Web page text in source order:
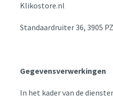
Klikostore.nl
Standaardruiter 36, 3905
Gegevensverwerkingen
In het kader van de